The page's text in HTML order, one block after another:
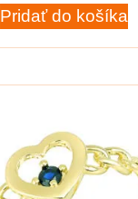
Pridať do košíka